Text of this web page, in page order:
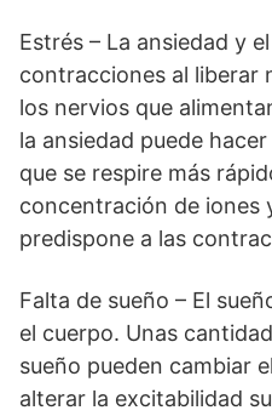
Estrés – La ansiedad y
contracciones al liberar
los nervios que
la ansiedad puede
que se respire más
concentración de iones
predispone a las
Falta de sueño – El
el cuerpo. Unas
sueño pueden cambiar
alterar la excitabilidad